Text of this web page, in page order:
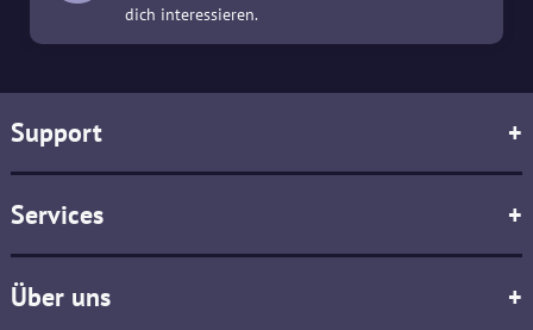
dich interessieren.
Support +
Services +
Über uns +